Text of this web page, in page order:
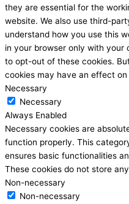
they are essential for the
website. We also use third-
understand how you use this
in your browser only with your
to opt-out of these cookies.
cookies may have an effect
Necessary
Necessary
Always Enabled
Necessary cookies are
function properly. This
ensures basic functionalities
These cookies do not store
Non-necessary
Non-necessary